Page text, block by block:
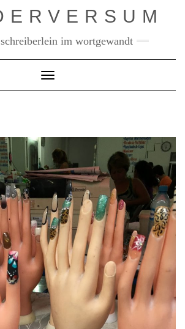
im wortgewandt
Toggle Navigation